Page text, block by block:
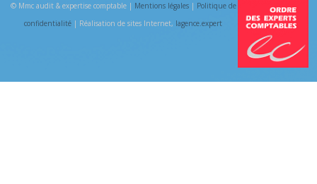
© Mmc audit & expertise comptable | Mentions légales| Politique de
confidentialité | Réalisation de sites Internet, lagence.expert